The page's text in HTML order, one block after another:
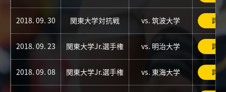
2018. 09. 30 関東大学対抗戦 vs. 筑波大学 詳細
2018. 09. 23 関東大学Jr.選手権 vs. 明治大学 詳細
2018. 09. 08 関東大学Jr.選手権 vs. 東海大学 詳細